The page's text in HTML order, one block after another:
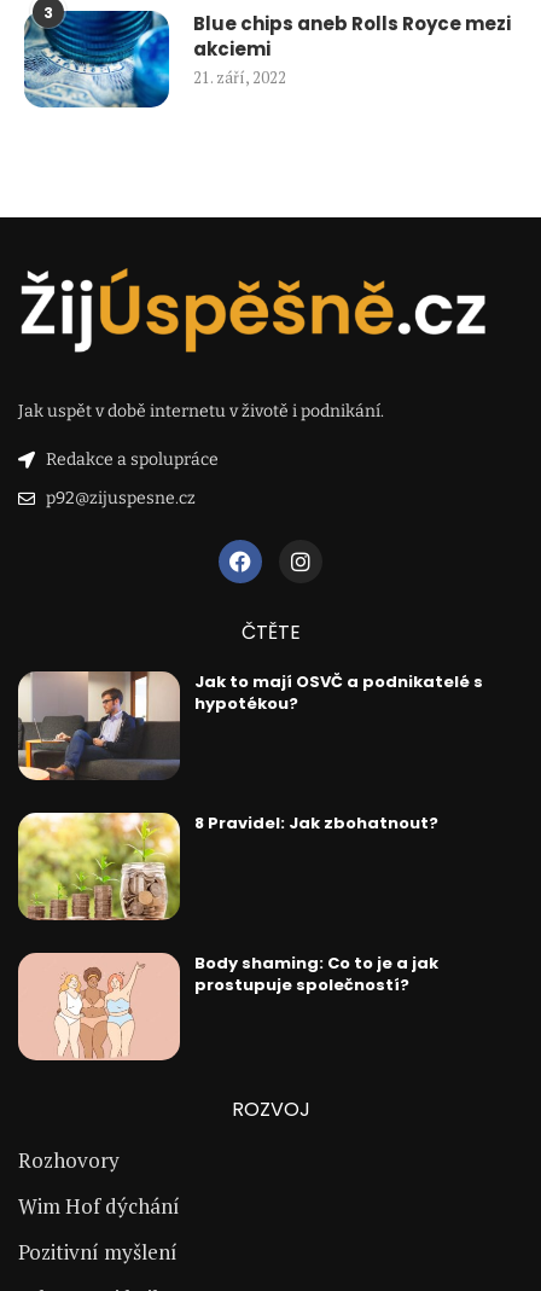
3
Blue chips aneb Rolls Royce mezi
akciemi
21. září, 2022
Jak uspět v době internetu v životě i podnikání.
Redakce a spolupráce
p92@zijuspesne.cz
ČTĚTE
Jak to mají OSVČ a podnikatelé s
hypotékou?
8 Pravidel: Jak zbohatnout?
Body shaming: Co to je a jak
prostupuje společností?
ROZVOJ
Rozhovory
Wim Hof dýchání
Pozitivní myšlení